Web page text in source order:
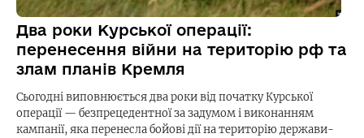
Два роки Курської операції:
перенесення війни на територію рф та
злам планів Кремля
Сьогодні виповнюється два роки від початку Курської
операції — безпрецедентної за задумом і виконанням
кампанії, яка перенесла бойові дії на територію держави-